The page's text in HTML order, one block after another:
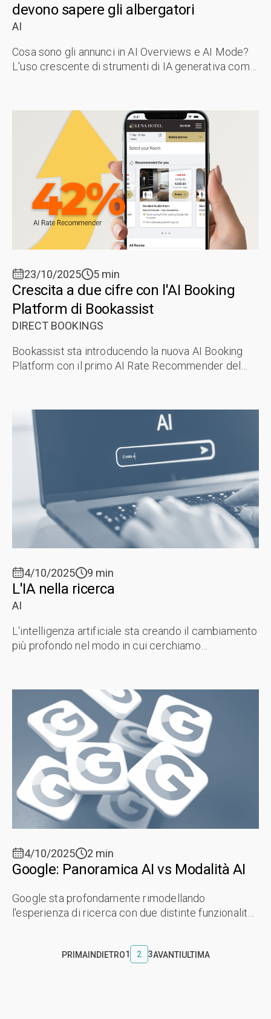
devono sapere gli albergatori
AI
Cosa sono gli annunci in AI Overviews e AI Mode?
L'uso crescente di strumenti di IA generativa come
23/10/2025 5 min
Crescita a due cifre con l'AI Booking
Platform di Bookassist
DIRECT BOOKINGS
Bookassist sta introducendo la nuova AI Booking
Platform con il primo AI Rate Recommender del
4/10/2025 9 min
L'IA nella ricerca
AI
L'intelligenza artificiale sta creando il cambiamento
più profondo nel modo in cui cerchiamo
4/10/2025 2 min
Google: Panoramica AI vs Modalità AI
Google sta profondamente rimodellando
l'esperienza di ricerca con due distinte funzionalità
PRIMAINDIETRO1 2 3AVANTIULTIMA